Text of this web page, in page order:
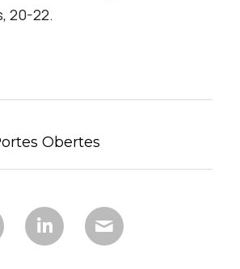
20-22.
Obertes